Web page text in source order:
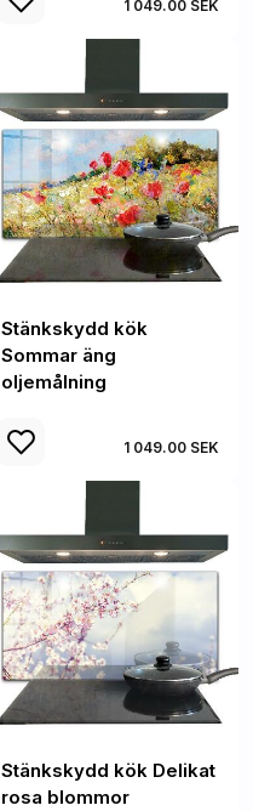
1 049.00 SEK
Stänkskydd kök
Sommar äng
oljemålning
1 049.00 SEK
Stänkskydd kök Delikat
rosa blommor